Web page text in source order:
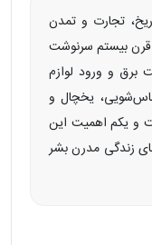
تجارت و تمدن
قرن بیستم سرنوشت
برق و ورود لوازم
یخچال و
و یکم اهمیت این
زندگی مدرن بشر